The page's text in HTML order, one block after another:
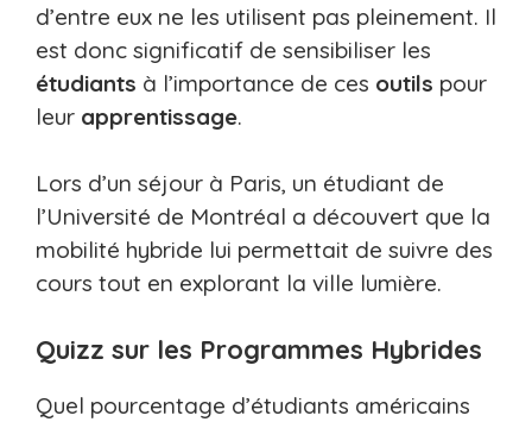
d’entre eux ne les utilisent pas pleinement. Il
est donc significatif de sensibiliser les
étudiants à l’importance de ces outils pour
leur apprentissage.
Lors d’un séjour à Paris, un étudiant de
l’Université de Montréal a découvert que la
mobilité hybride lui permettait de suivre des
cours tout en explorant la ville lumière.
Quizz sur les Programmes Hybrides
Quel pourcentage d’étudiants américains